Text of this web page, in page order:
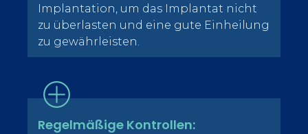
Implantation, um das Implantat nicht
zu überlasten und eine gute Einheilung
zu gewährleisten.
Regelmäßige Kontrollen: